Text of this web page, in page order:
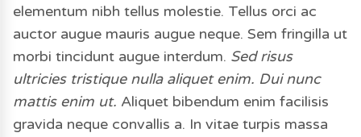
elementum nibh tellus molestie. Tellus orci ac
auctor augue mauris augue neque. Sem fringilla ut
morbi tincidunt augue interdum. Sed risus
ultricies tristique nulla aliquet enim. Dui nunc
mattis enim ut. Aliquet bibendum enim facilisis
gravida neque convallis a. In vitae turpis massa